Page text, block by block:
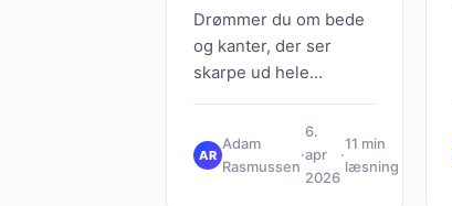
Drømmer du om bede
og kanter, der ser
skarpe ud hele
bruger weekender på
at luge? I denne
AR
Adam
Rasmussen
·
6.
apr
2026
·
11 min
læsning